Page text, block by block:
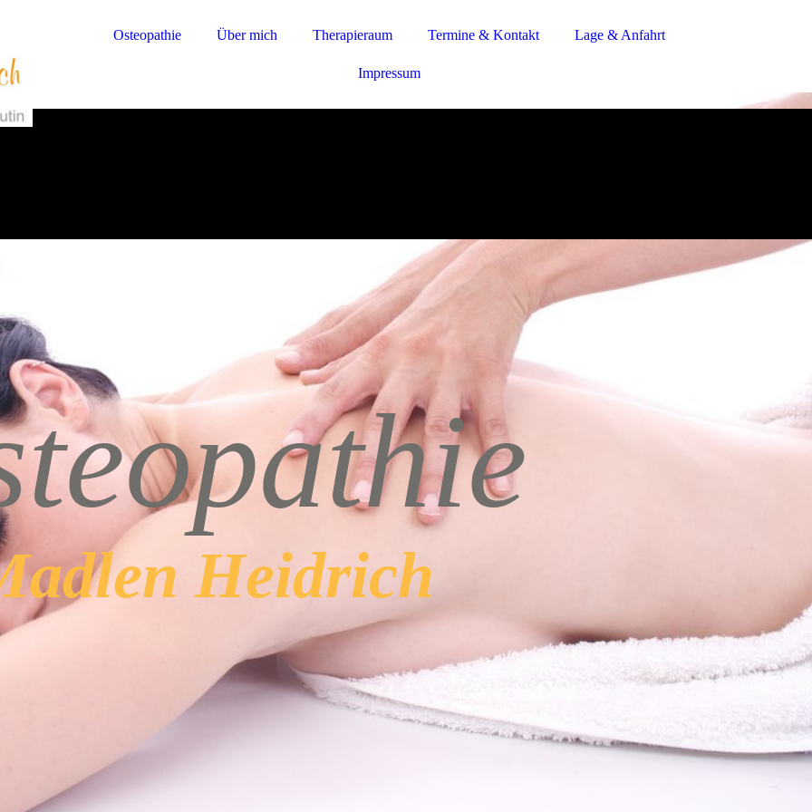
Osteopathie Über mich Therapieraum Termine & Kontakt Lage & Anfahrt
Impressum
opathie
Heidrich